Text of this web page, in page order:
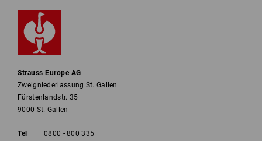
Strauss Europe AG
Zweigniederlassung St. Gallen
Fürstenlandstr. 35
9000 St. Gallen
Tel
0800 - 800 335